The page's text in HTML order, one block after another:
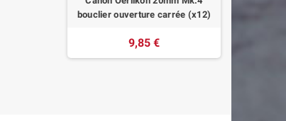
bouclier ouverture carrée (x12)
9,85 €